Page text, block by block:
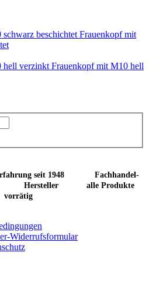
Frauenkopf mit
Frauenkopf mit M10 hell
seit 1948 Fachhandel-
Hersteller alle Produkte
vorrätig
Widerrufsformular